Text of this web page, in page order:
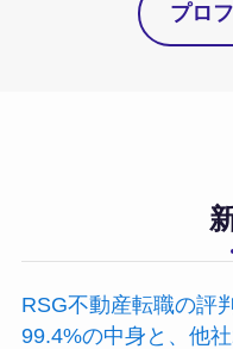
プロ
RSG不動産転職の評
99.4%の中身と、他